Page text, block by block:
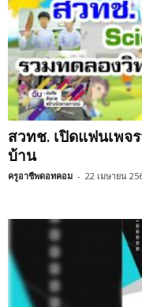
สวทช. เปิดแฟนเพจ
บ้าน
ครูอาชีพดอทคอม - 22 เมษายน